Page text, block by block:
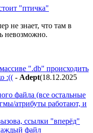
"птичка"
не знает, что там в
невозможно.
".db" происходить
:(( - Adept(18.12.2025
файла (все остальные
атрибуты работают, и
ссылки "вперёд"
файл